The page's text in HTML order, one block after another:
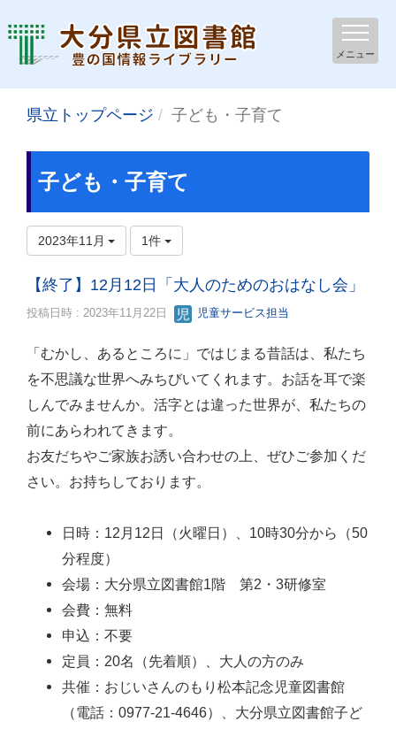
メニュー
県立トップページ 子ども・子育て
子ども・子育て
2023年11月 1件
【終了】12月12日「大人のためのおはなし会」
投稿日時 : 2023年11月22日 児童サービス担当
「むかし、あるところに」ではじまる昔話は、私たち
を不思議な世界へみちびいてくれます。お話を耳で楽
しんでみませんか。活字とは違った世界が、私たちの
前にあらわれてきます。
お友だちやご家族お誘い合わせの上、ぜひご参加くだ
さい。お持ちしております。
日時：12月12日（火曜日）、10時30分から（50
分程度）
会場：大分県立図書館1階 第2・3研修室
会費：無料
申込：不要
定員：20名（先着順）、大人の方のみ
共催：おじいさんのもり松本記念児童図書館
（電話：0977-21-4646）、大分県立図書館子ど